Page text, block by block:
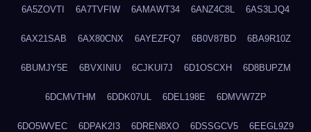
6A5ZOVTI 6A7TVFIW 6AMAWT34 6ANZ4C8L 6AS3LJQ4
6AX21SAB 6AX80CNX 6AYEZFQ7 6B0V87BD 6BA9R10Z
6BUMJY5E 6BVXINIU 6CJKUI7J 6D1OSCXH 6D8BUPZM
6DCMVTHM 6DDK07UL 6DEL198E 6DMVW7ZP
6DO5WVEC 6DPAK2I3 6DREN8XO 6DSSGCV5 6EEGL9Z9